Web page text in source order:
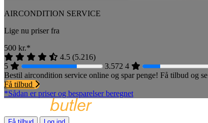
AIRCONDITION SERVICE
Lige nu priser fra
500 kr.*
4.5 (5.216)
5
3.572 4
Bestil aircondition service online og spar penge! Få tilbud og
Få tilbud
*Sådan er priser og besparelser beregnet